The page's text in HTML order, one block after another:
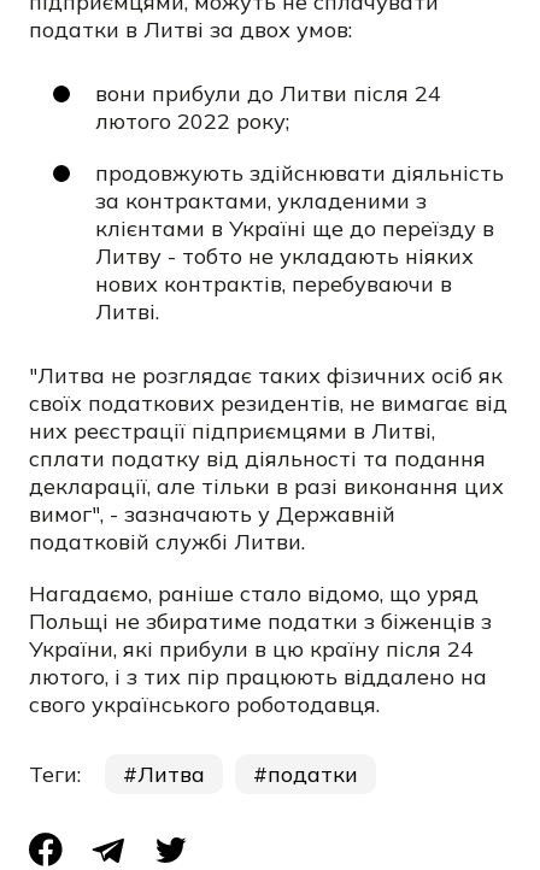
податки в Литві за двох умов:
вони прибули до Литви після 24
лютого 2022 року;
продовжують здійснювати діяльність
за контрактами, укладеними з
клієнтами в Україні ще до переїзду в
Литву - тобто не укладають ніяких
нових контрактів, перебуваючи в
Литві.
"Литва не розглядає таких фізичних осіб як
своїх податкових резидентів, не вимагає від
них реєстрації підприємцями в Литві,
сплати податку від діяльності та подання
декларації, але тільки в разі виконання цих
вимог", - зазначають у Державній
податковій службі Литви.
Нагадаємо, раніше стало відомо, що уряд
Польщі не збиратиме податки з біженців з
України, які прибули в цю країну після 24
лютого, і з тих пір працюють віддалено на
свого українського роботодавця.
Теги: Литва податки